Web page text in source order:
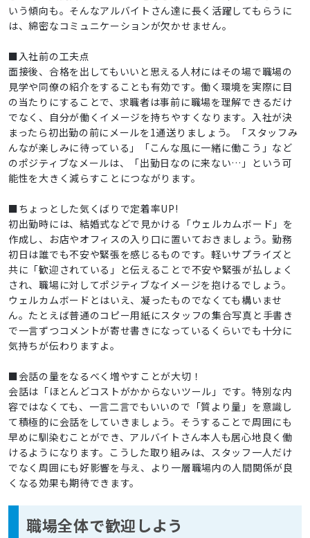
いう傾向も。そんなアルバイトさん達に長く活躍してもらうに
は、綿密なコミュニケーションが欠かせません。
■入社前の工夫点
面接後、合格を出してもいいと思える人材にはその場で職場の
見学や同僚の紹介をすることも有効です。働く環境を実際に目
の当たりにすることで、求職者は事前に職場を理解できるだけ
でなく、自分が働くイメージを持ちやすくなります。入社が決
まったら初出勤の前にメールを1通送りましょう。「スタッフみ
んなが楽しみに待っている」「こんな風に一緒に働こう」など
のポジティブなメールは、「出勤日なのに来ない…」という可
能性を大きく減らすことにつながります。
■ちょっとした気くばりで定着率UP!
初出勤時には、結婚式などで見かける「ウェルカムボード」を
作成し、お店やオフィスの入り口に置いておきましょう。勤務
初日は誰でも不安や緊張を感じるものです。軽いサプライズと
共に「歓迎されている」と伝えることで不安や緊張が払しょく
され、職場に対してポジティブなイメージを抱けるでしょう。
ウェルカムボードとはいえ、凝ったものでなくても構いませ
ん。たとえば普通のコピー用紙にスタッフの集合写真と手書き
で一言ずつコメントが寄せ書きになっているくらいでも十分に
気持ちが伝わりますよ。
■会話の量をなるべく増やすことが大切！
会話は「ほとんどコストがかからないツール」です。特別な内
容ではなくても、一言二言でもいいので「質より量」を意識し
て積極的に会話をしていきましょう。そうすることで周囲にも
早めに馴染むことができ、アルバイトさん本人も居心地良く働
けるようになります。こうした取り組みは、スタッフ一人だけ
でなく周囲にも好影響を与え、より一層職場内の人間関係が良
くなる効果も期待できます。
職場全体で歓迎しよう